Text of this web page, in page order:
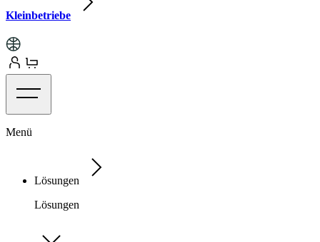
Kleinbetriebe
Menü
Lösungen
Lösungen